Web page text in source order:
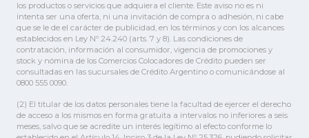
los productos o servicios que adquiera el cliente. Este aviso no es ni
intenta ser una oferta, ni una invitación de compra o adhesión, ni cabe
que se le de el carácter de publicidad, en los términos y con los alcances
establecidos en Ley Nº 24.240 (arts. 7 y 8). Las condiciones de
contratación, información al consumidor, vigencia de promociones y
stock y nómina de los Comercios Colocadores de Crédito pueden ser
consultadas en las sucursales de Crédito Argentino o comunicándose al
0800 555 0090.
(2) El titular de los datos personales tiene la facultad de ejercer el derecho
de acceso a los mismos en forma gratuita a intervalos no inferiores a seis
meses, salvo que se acredite un interés legítimo al efecto conforme lo